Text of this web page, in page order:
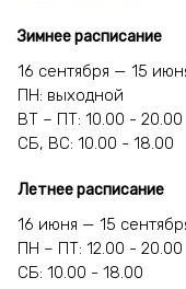
Желудов Иван
Зайцев Борис
Запаренко
Зубарев Илья
Зуев Аркадий
Зимнее расписание
16 сентября — 15
ПН: выходной
ВТ – ПТ: 10.00 - 20.00
СБ, ВС: 10.00 - 18.00
Летнее расписание
16 июня — 15
ПН – ПТ: 12.00 - 20.00
СБ: 10.00 - 18.00